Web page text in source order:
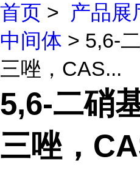
首页 > 产品展
中间体 > 5,6-
三唑，CAS...
5,6-二硝
三唑，